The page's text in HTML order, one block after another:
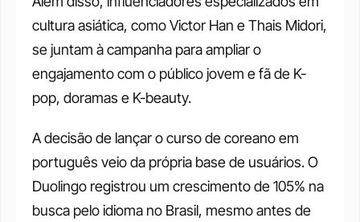
cultura asiática, como Victor Han e Thais Midori,
se juntam à campanha para ampliar o
engajamento com o público jovem e fã de K-
pop, doramas e K-beauty.
A decisão de lançar o curso de coreano em
português veio da própria base de usuários. O
Duolingo registrou um crescimento de 105% na
busca pelo idioma no Brasil, mesmo antes de